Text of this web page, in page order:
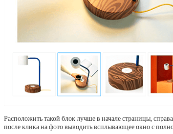
Расположить такой блок лучше в начале страницы,
после клика на фото выводить всплывающее окно с